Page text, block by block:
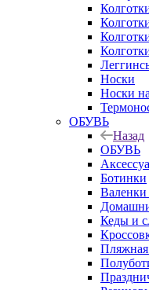
Носки
Носки
ОБУВЬ
Назад
ОБУВЬ
Ботинки
Валенки
Кеды и
Пляжная